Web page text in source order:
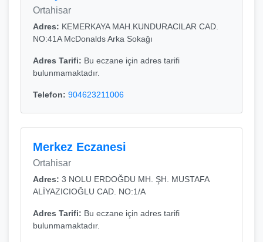
Ortahisar
Adres: KEMERKAYA MAH.KUNDURACILAR CAD.
NO:41A McDonalds Arka Sokağı
Adres Tarifi: Bu eczane için adres tarifi
bulunmamaktadır.
Telefon: 904623211006
Merkez Eczanesi
Ortahisar
Adres: 3 NOLU ERDOĞDU MH. ŞH. MUSTAFA
ALİYAZICIOĞLU CAD. NO:1/A
Adres Tarifi: Bu eczane için adres tarifi
bulunmamaktadır.